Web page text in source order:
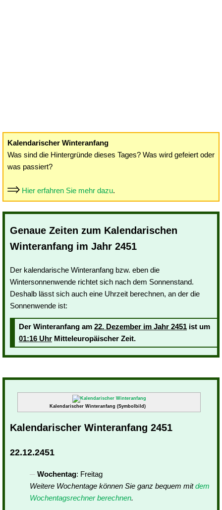
Kalendarischer Winteranfang
Was sind die Hintergründe dieses Tages? Was wird gefeiert oder
was passiert?
Hier erfahren Sie mehr dazu.
Genaue Zeiten zum Kalendarischen
Winteranfang im Jahr 2451
Der kalendarische Winteranfang bzw. eben die
Wintersonnenwende richtet sich nach dem Sonnenstand.
Deshalb lässt sich auch eine Uhrzeit berechnen, an der die
Sonnenwende ist:
Der Winteranfang am 22. Dezember im Jahr 2451 ist um
01:16 Uhr Mitteleuropäischer Zeit.
Kalendarischer Winteranfang (Symbolbild)
Kalendarischer Winteranfang 2451
22.12.2451
Wochentag: Freitag
Weitere Wochentage können Sie ganz bequem mitdem
Wochentagsrechner berechnen.